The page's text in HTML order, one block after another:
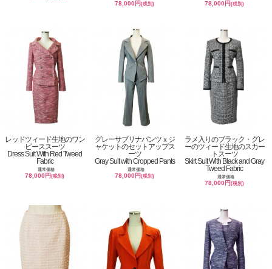
78,000円(税別) 78,000円(税別)
レッドツィード生地のワン
ピーススーツ
Dress Suit With Red Tweed
Fabric
通常価格
78,000円(税別)
グレーサブリナパンツｘジ
ャケットのセットアップス
ーツ
Gray Suit with Cropped Pants
通常価格
78,000円(税別)
ラメ入りのブラック・グレ
ーのツィード生地のスカー
トスーツ
Skirt Suit With Black and Gray
Tweed Fabric
通常価格
78,000円(税別)